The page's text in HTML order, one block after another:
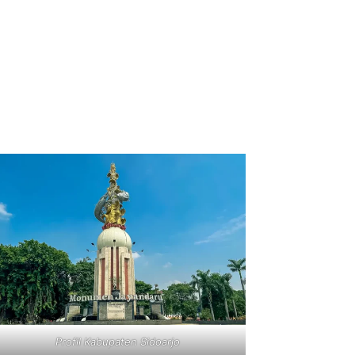
Profil Kabupaten Sidoarjo